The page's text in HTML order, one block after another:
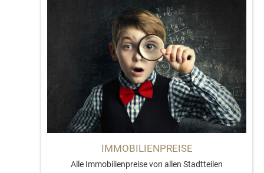
IMMOBILIENPREISE
Alle Immobilienpreise von allen Stadtteilen